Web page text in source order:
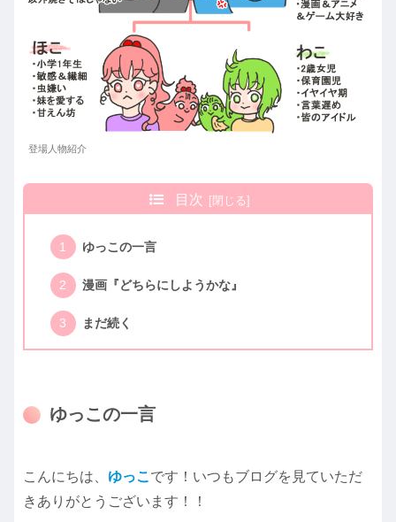
登場人物紹介
目次
ゆっこの一言
漫画『どちらにしようかな』
まだ続く
ゆっこの一言
こんにちは、 ゆっこ です！いつもブログを見ていただ
きありがとうございます！！